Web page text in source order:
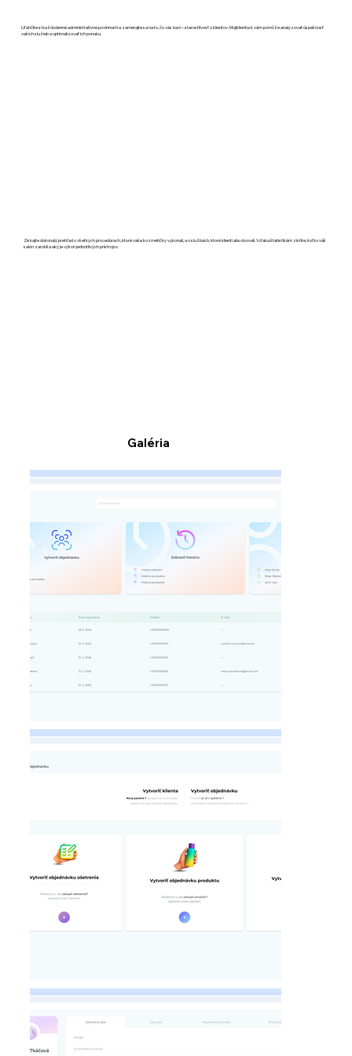
Získajte dokonalý prehľad o všetkých procedúrach, ktoré vaše kozmetičky vykonali, a o službách, ktoré klienti absolvovali. Vďaka štatistikám zistíte, koľko váš
salón zarobil a aký je výkon jednotlivých prístrojov.
Uľahčite si každodenné administratívne povinnosti a zamerajte sa na to, čo vás baví – starostlivosť o klientov. Mojiklienti.sk vám pomôže analyzovať úspešnosť
vašich služieb a optimalizovať ich ponuku.
Galéria